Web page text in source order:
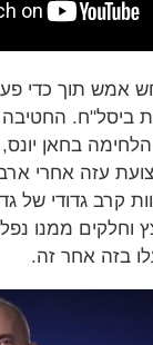
תוך כדי
ביסל"ח. החטיבה
בחאן יונס,
עזה אחרי ארבעה
ממנו נפלו
אחר זה.